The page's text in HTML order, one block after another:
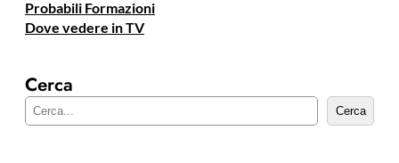
Probabili Formazioni
Dove vedere in TV
Cerca
e
Cerca